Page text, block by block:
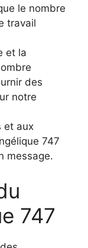
le nombre
travail
et la
des
notre
et aux
747
message.
747